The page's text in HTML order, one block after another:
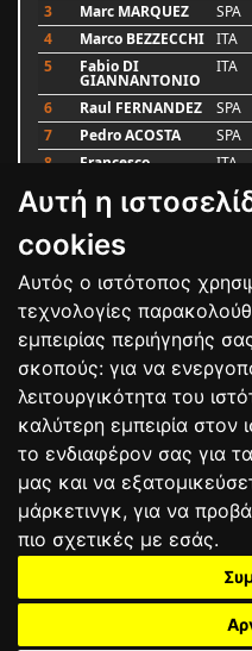
Αυτή η
cookies
Αυτός ο ιστότοπος
τεχνολογίες
εμπειρίας περιήγησής
σκοπούς: για να
λειτουργικότητα του
καλύτερη εμπειρία στον
το ενδιαφέρον σας για
μας και να
μάρκετινγκ, για να
πιο σχετικές με εσάς.
3
Marc MARQUEZ SPA
4
Marco BEZZECCHI ITA
5
Fabio DI
GIANNANTONIO
ITA
6 Raul FERNANDEZ SPA
7
Pedro ACOSTA SPA
8
Francesco ITA
9 Alex MARQUEZ SPA
Luca MARINI
ΟΡΟΙ
ΑΓΩΝΕΣ